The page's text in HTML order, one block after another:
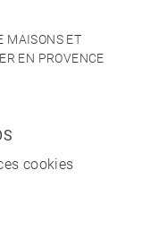
MAISONS ET
EN PROVENCE
cookies